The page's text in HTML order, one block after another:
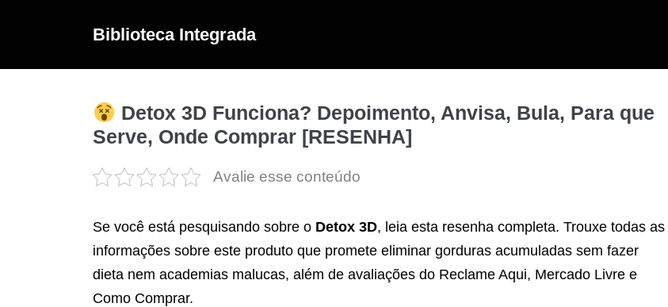
Biblioteca Integrada
Detox 3D Funciona? Depoimento, Anvisa, Bula, Para que
Serve, Onde Comprar [RESENHA]
Avalie esse conteúdo
Se você está pesquisando sobre o Detox 3D, leia esta resenha completa. Trouxe todas as
informações sobre este produto que promete eliminar gorduras acumuladas sem fazer
dieta nem academias malucas, além de avaliações do Reclame Aqui, Mercado Livre e
Como Comprar.